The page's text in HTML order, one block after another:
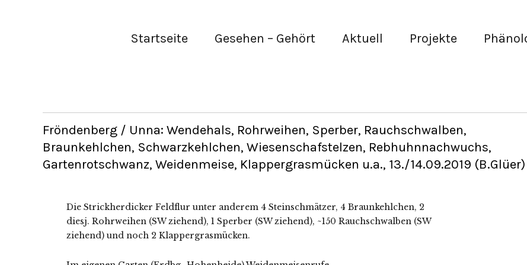
Startseite Gesehen – Gehört Aktuell Projekte
Fröndenberg / Unna: Wendehals, Rohrweihen, Sperber, Rauchschwalben,
Braunkehlchen, Schwarzkehlchen, Wiesenschafstelzen, Rebhuhnnachwuchs,
Gartenrotschwanz, Weidenmeise, Klappergrasmücken u.a., 13./14.09.2019 (B.Glüer)
Die Strickherdicker Feldflur unter anderem 4 Steinschmätzer, 4 Braunkehlchen, 2
diesj. Rohrweihen (SW ziehend), 1 Sperber (SW ziehend), ~150 Rauchschwalben (SW
ziehend) und noch 2 Klappergrasmücken.